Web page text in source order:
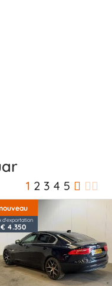
1 2 3 4 5
d'exportation
€ 4.350